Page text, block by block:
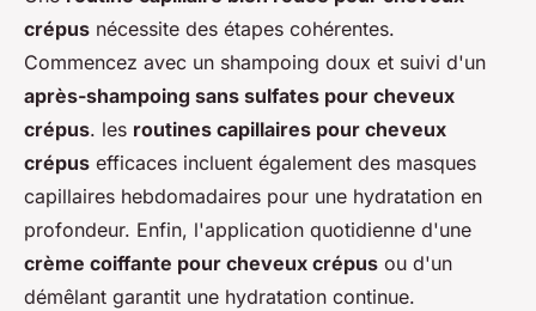
crépus nécessite des étapes cohérentes.
Commencez avec un shampoing doux et suivi d'un
après-shampoing sans sulfates pour cheveux
crépus. les routines capillaires pour cheveux
crépus efficaces incluent également des masques
capillaires hebdomadaires pour une hydratation en
profondeur. Enfin, l'application quotidienne d'une
crème coiffante pour cheveux crépus ou d'un
démêlant garantit une hydratation continue.